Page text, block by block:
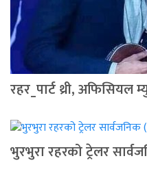
रहर_पार्ट थ्री, अफिसियल
भुरभुरा रहरको ट्रेलर